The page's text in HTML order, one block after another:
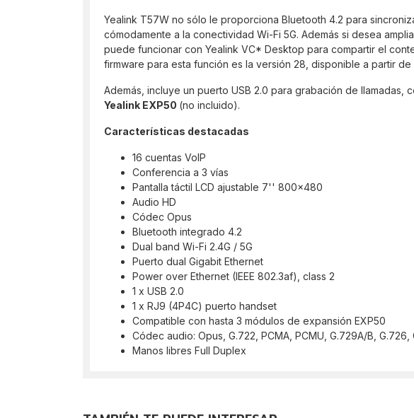
Yealink T57W no sólo le proporciona Bluetooth 4.2 para
cómodamente a la conectividad Wi-Fi 5G. Además si desea
puede funcionar con Yealink VC* Desktop para compartir el
firmware para esta función es la versión 28, disponible a partir de
Además, incluye un puerto USB 2.0 para grabación de
Yealink EXP50 (no incluido).
Características destacadas
16 cuentas VoIP
Conferencia a 3 vías
Pantalla táctil LCD ajustable 7'' 800x480
Audio HD
Códec Opus
Bluetooth integrado 4.2
Dual band Wi-Fi 2.4G / 5G
Puerto dual Gigabit Ethernet
Power over Ethernet (IEEE 802.3af), class 2
1 x USB 2.0
1 x RJ9 (4P4C) puerto handset
Compatible con hasta 3 módulos de expansión EXP50
Códec audio: Opus, G.722, PCMA, PCMU, G.729A/B, G.726,
Manos libres Full Duplex